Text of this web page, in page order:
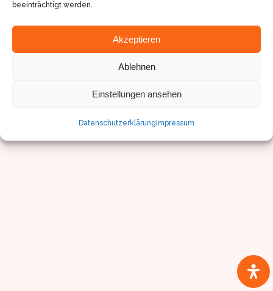
beeinträchtigt werden.
Akzeptieren
Ablehnen
Einstellungen ansehen
Datenschutzerklärung Impressum